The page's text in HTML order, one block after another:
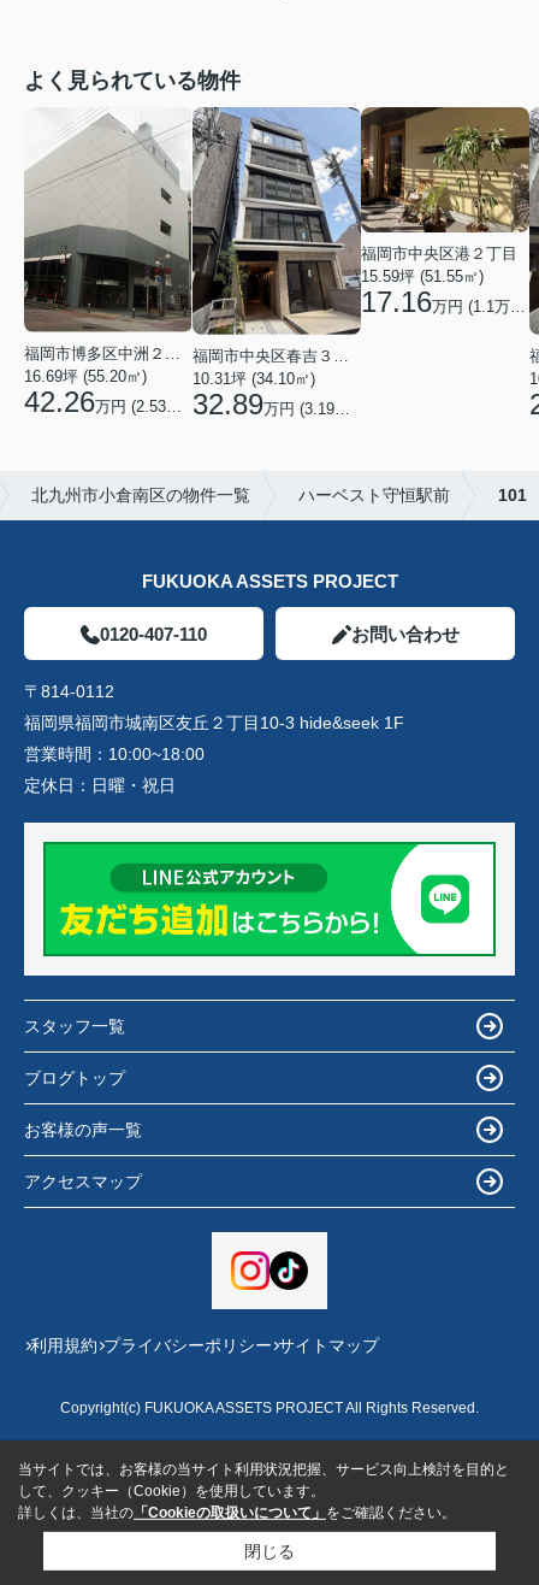
よく見られている物件
16.69坪 (55.20㎡)
42.26万円 (2.53万円/坪)
10.31坪 (34.10㎡)
32.89万円 (3.19万円/坪)
福岡市中央区港２丁目
15.59坪 (51.55㎡)
17.16万円 (1.1万円/坪)
北九州市小倉南区の物件一覧 ハーベスト守恒駅前 101
FUKUOKA ASSETS PROJECT
0120-407-110 お問い合わせ
〒814-0112
福岡県福岡市城南区友丘２丁目10-3 hide&seek 1F
営業時間： 10:00~18:00
定休日： 日曜・祝日
スタッフ一覧
ブログトップ
お客様の声一覧
アクセスマップ
利用規約 プライバシーポリシー サイトマップ
Copyright(c) FUKUOKA ASSETS PROJECT All Rights Reserved.
当サイトでは、お客様の当サイト利用状況把握、サービス向上検討を目的と
して、クッキー（Cookie）を使用しています。
詳しくは、当社の 「Cookieの取扱いについて」 をご確認ください。
閉じる